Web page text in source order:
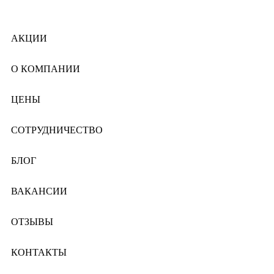
АКЦИИ
О КОМПАНИИ
ЦЕНЫ
СОТРУДНИЧЕСТВО
БЛОГ
ВАКАНСИИ
ОТЗЫВЫ
КОНТАКТЫ